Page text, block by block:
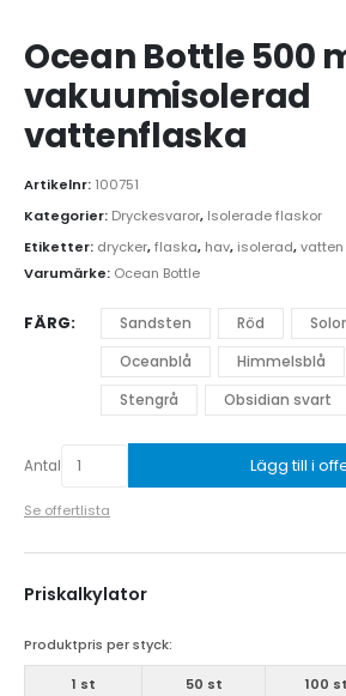
Ocean Bottle 500
vakuumisolerad
vattenflaska
Artikelnr: 100751
Kategorier: Dryckesvaror, Isolerade flaskor
Etiketter: drycker,flaska, hav, isolerad,vatten
Varumärke: Ocean Bottle
FÄRG Sandsten Röd
Oceanblå
Himmelsblå
Stengrå
Obsidian svart
Antal Lägg till i
Se offertlista
Priskalkylator
Produktpris per styck:
1 st 50 st 100 st